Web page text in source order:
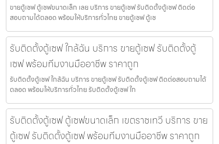
ขายตู้เซฟ ตู้เซฟขนาดเล็ก เลย บริการ ขายตู้เซฟ รับติดตั้งตู้เซฟ ติดต่อ
สอบถามได้ตลอด พร้อมให้บริการทั่วไทย ขายตู้เซฟ ตู้เซ
รับติดตั้งตู้เซฟ ใกล้ฉัน บริการ ขายตู้เซฟ รับติดตั้งตู้
เซฟ พร้อมทีมงานมืออาชีพ ราคาถูก
รับติดตั้งตู้เซฟ ใกล้ฉัน บริการ ขายตู้เซฟ รับติดตั้งตู้เซฟ ติดต่อสอบถามได้
ตลอด พร้อมให้บริการทั่วไทย รับติดตั้งตู้เซฟ ใก
รับติดตั้งตู้เซฟ ตู้เซฟขนาดเล็ก เขตราชเทวี บริการ ขาย
ตู้เซฟ รับติดตั้งตู้เซฟ พร้อมทีมงานมืออาชีพ ราคาถูก